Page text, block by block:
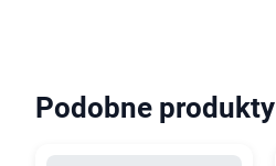
Podobne produkty